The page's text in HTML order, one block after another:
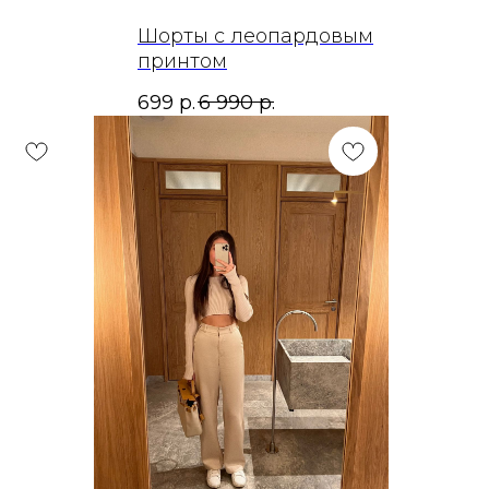
Шорты с леопардовым
принтом
699 р.6 990 р.